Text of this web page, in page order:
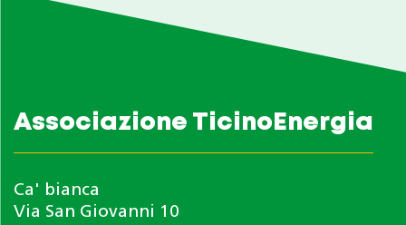
Associazione TicinoEnergia
Ca' bianca
Via San Giovanni 10